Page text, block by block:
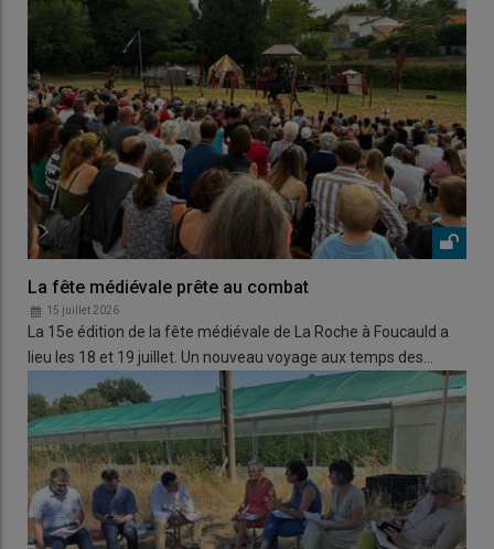
La fête médiévale prête au combat
15 juillet 2026
La 15e édition de la fête médiévale de La Roche à Foucauld a
lieu les 18 et 19 juillet. Un nouveau voyage aux temps des…